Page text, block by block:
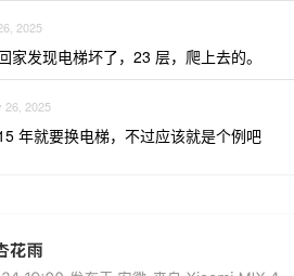
2025
家发现电梯坏了，23 层，爬上去的。
26, 2025
年就要换电梯，不过应该就是个例吧